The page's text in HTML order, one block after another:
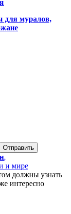
для муралов,
,
и мире
должны узнать
интересно